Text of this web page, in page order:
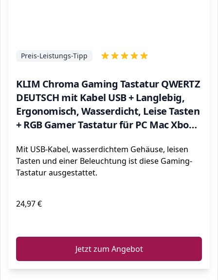
KLIM Chroma Gaming Tastatur QWERTZ
DEUTSCH mit Kabel USB + Langlebig,
Ergonomisch, Wasserdicht, Leise Tasten
+ RGB Gamer Tastatur für PC Mac Xbox
+ Schwarz
Preis-Leistungs-Tipp
Mit USB-Kabel, wasserdichtem Gehäuse, leisen
Tasten und einer Beleuchtung ist diese Gaming-
Tastatur ausgestattet.
24,97 €
Jetzt zum Angebot